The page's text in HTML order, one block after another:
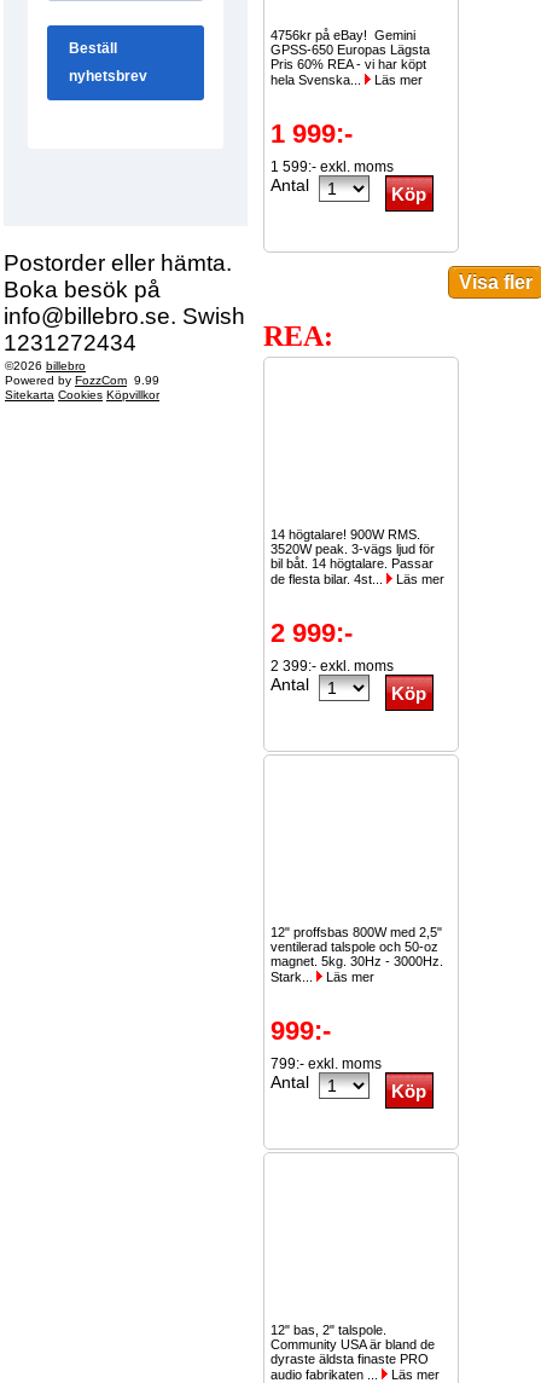
Postorder eller hämta.
Boka besök på
info@billebro.se. Swish
1231272434
©2026 billebro
Powered by FozzCom 9.99
Sitekarta Cookies Köpvillkor
4756kr på eBay! Gemini
GPSS-650 Europas Lägsta
Pris 60% REA - vi har köpt
hela Svenska...
Läs mer
1 999:-
1 599:- exkl. moms
Antal
REA:
14 högtalare! 900W RMS.
3520W peak. 3-vägs ljud för
bil båt. 14 högtalare. Passar
de flesta bilar. 4st...
Läs mer
2 999:-
2 399:- exkl. moms
Antal
12" proffsbas 800W med 2,5"
ventilerad talspole och 50-oz
magnet. 5kg. 30Hz - 3000Hz.
Stark...
Läs mer
999:-
799:- exkl. moms
Antal
12" bas, 2" talspole.
Community USA är bland de
dyraste äldsta finaste PRO
audio fabrikaten ...
Läs mer